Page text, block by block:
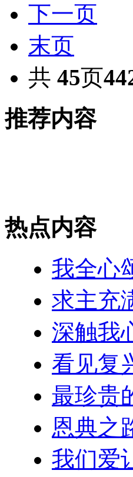
下一页
末页
共 45页
推荐内容
热点内容
我全心
求主充
深触我
看见复
最珍贵
恩典之
我们爱